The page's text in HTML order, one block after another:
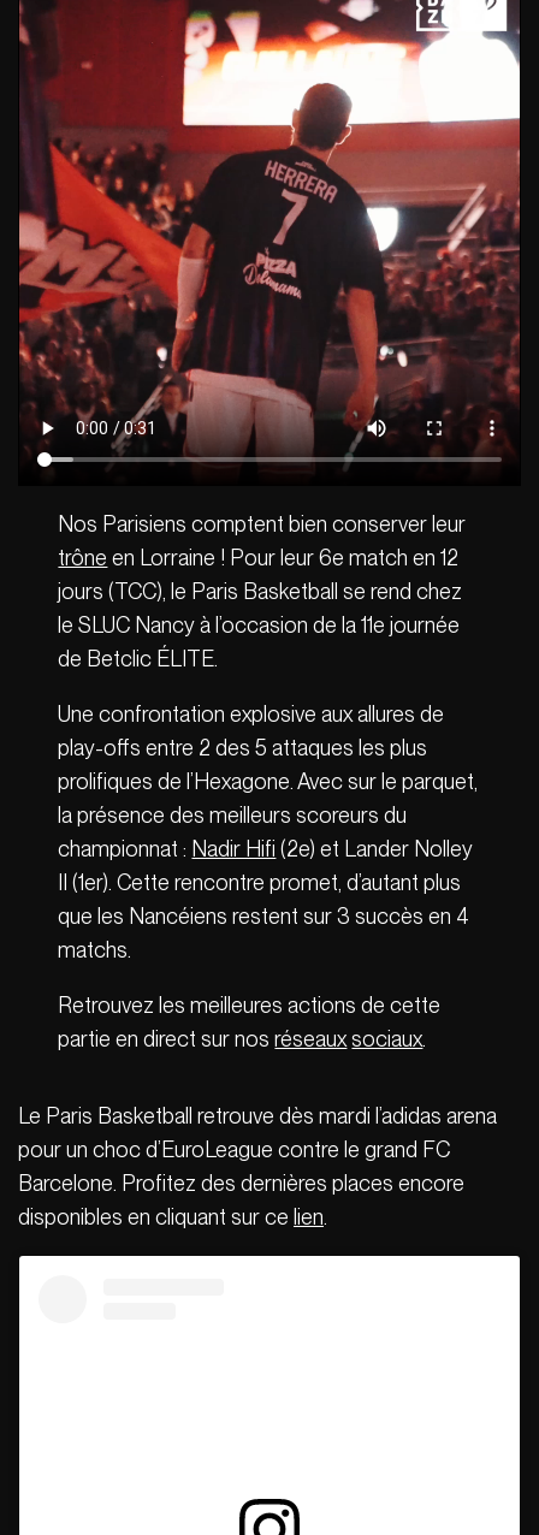
Nos Parisiens comptent bien conserver leur
trône en Lorraine ! Pour leur 6e match en 12
jours (TCC), le Paris Basketball se rend chez
le SLUC Nancy à l’occasion de la 11e journée
de Betclic ÉLITE.
Une confrontation explosive aux allures de
play-offs entre 2 des 5 attaques les plus
prolifiques de l’Hexagone. Avec sur le parquet,
la présence des meilleurs scoreurs du
championnat : Nadir Hifi (2e) et Lander Nolley
II (1er). Cette rencontre promet, d’autant plus
que les Nancéiens restent sur 3 succès en 4
matchs.
Retrouvez les meilleures actions de cette
partie en direct sur nosréseaux sociaux
Le Paris Basketball retrouve dès mardi l’adidas arena
pour un choc d’EuroLeague contre le grand FC
Barcelone. Profitez des dernières places encore
disponibles en cliquant sur ce lien